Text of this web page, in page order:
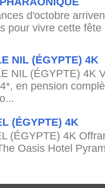
d'octobre
pour vivre cette
NIL (ÉGYPTE) 4K
NIL (ÉGYPTE) 4K
en pension
(ÉGYPTE) 4K
(ÉGYPTE) 4K
Oasis Hotel